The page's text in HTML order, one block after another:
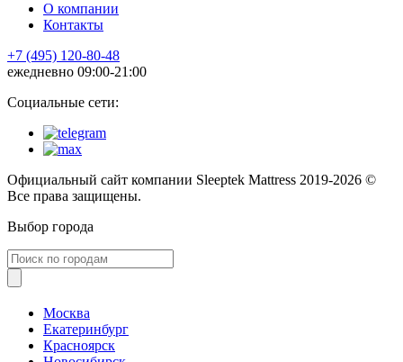
О компании
Контакты
+7 (495) 120-80-48
ежедневно 09:00-21:00
Социальные сети:
Официальный сайт компании Sleeptek Mattress 2019-2026 ©
Все права защищены.
Выбор города
Москва
Екатеринбург
Красноярск